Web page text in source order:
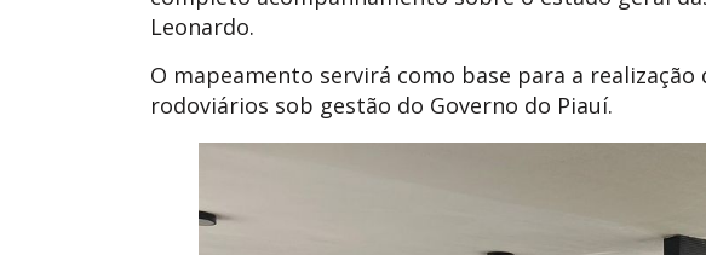
Leonardo.
O mapeamento servirá como base para a
rodoviários sob gestão do Governo do Piauí.